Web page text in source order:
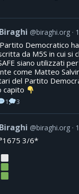
@biraghi.org
Democratico
da M5S in cui si
siano utilizzati
come Matteo
del Partito
capito
1 3
@biraghi.org
3/6*